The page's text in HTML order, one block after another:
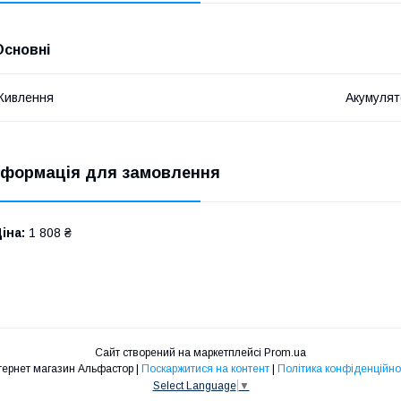
для замовлення
1 808 ₴
Сайт створений на маркетплейсі Prom.ua
Поскаржитися на контент
Політика
Select Language ▼